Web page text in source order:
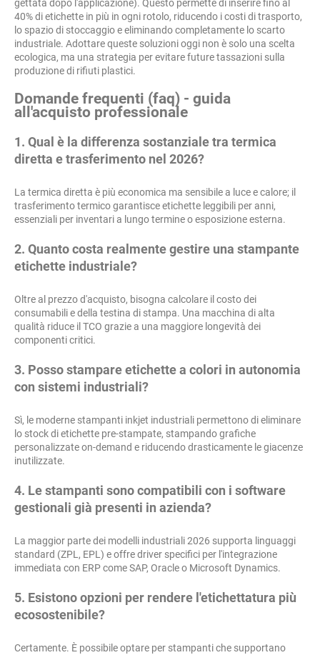
gettata dopo l'applicazione). Questo permette di inserire fino al
40% di etichette in più in ogni rotolo, riducendo i costi di trasporto,
lo spazio di stoccaggio e eliminando completamente lo scarto
industriale. Adottare queste soluzioni oggi non è solo una scelta
ecologica, ma una strategia per evitare future tassazioni sulla
produzione di rifiuti plastici.
Domande frequenti (faq) - guida
all'acquisto professionale
1. Qual è la differenza sostanziale tra termica
diretta e trasferimento nel 2026?
La termica diretta è più economica ma sensibile a luce e calore; il
trasferimento termico garantisce etichette leggibili per anni,
essenziali per inventari a lungo termine o esposizione esterna.
2. Quanto costa realmente gestire una stampante
etichette industriale?
Oltre al prezzo d'acquisto, bisogna calcolare il costo dei
consumabili e della testina di stampa. Una macchina di alta
qualità riduce il TCO grazie a una maggiore longevità dei
componenti critici.
3. Posso stampare etichette a colori in autonomia
con sistemi industriali?
Sì, le moderne stampanti inkjet industriali permettono di eliminare
lo stock di etichette pre-stampate, stampando grafiche
personalizzate on-demand e riducendo drasticamente le giacenze
inutilizzate.
4. Le stampanti sono compatibili con i software
gestionali già presenti in azienda?
La maggior parte dei modelli industriali 2026 supporta linguaggi
standard (ZPL, EPL) e offre driver specifici per l'integrazione
immediata con ERP come SAP, Oracle o Microsoft Dynamics.
5. Esistono opzioni per rendere l'etichettatura più
ecosostenibile?
Certamente. È possibile optare per stampanti che supportano